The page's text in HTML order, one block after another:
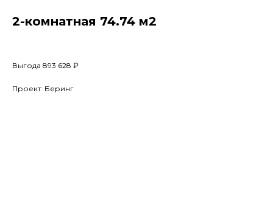
2-комнатная 74.74 м2
Выгода 893 628 ₽
Проект: Беринг